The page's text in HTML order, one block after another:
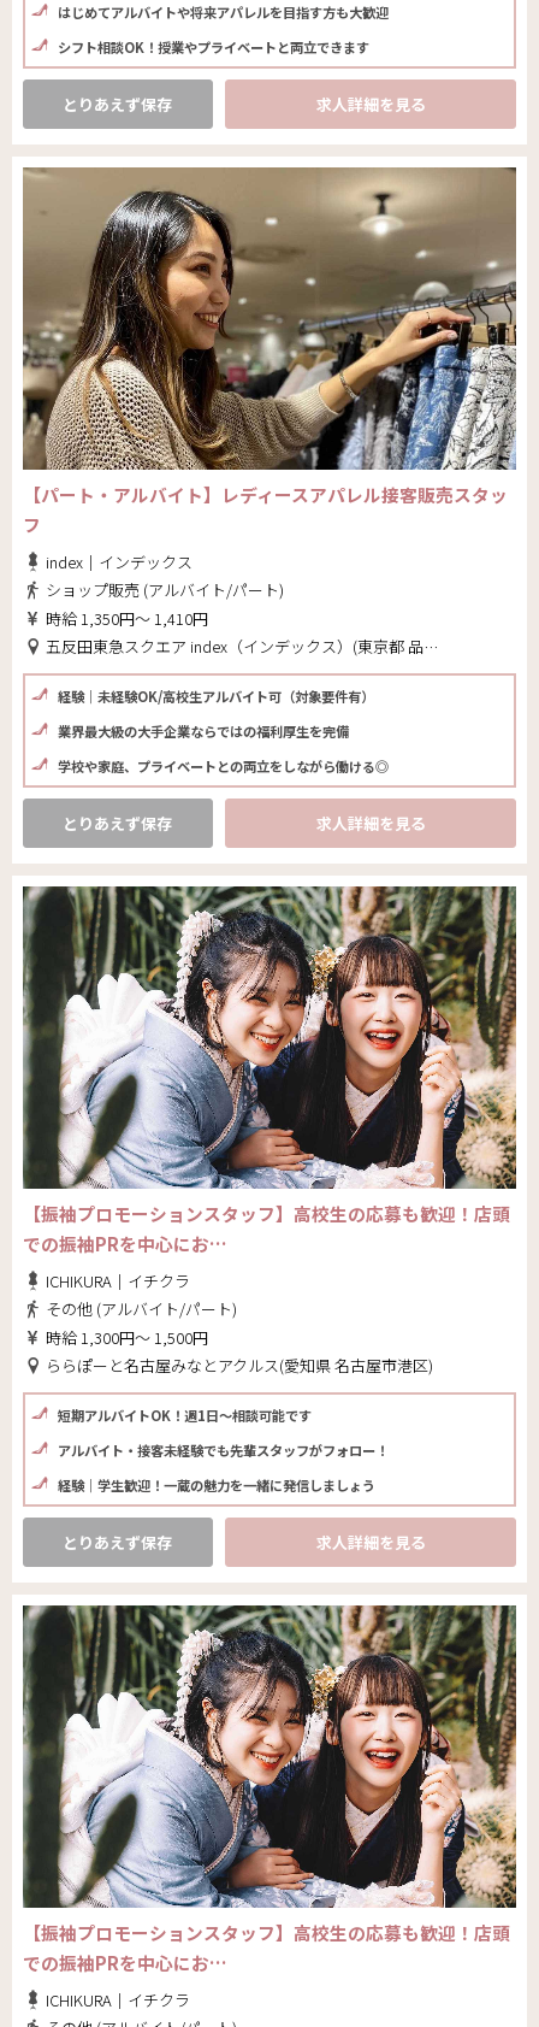
はじめてアルバイトや将来アパレルを目指す方も大歓迎
シフト相談OK！授業やプライベートと両立できます
とりあえず保存 求人詳細を見る
【パート・アルバイト】レディースアパレル接客販売スタッ
フ
index｜インデックス
ショップ販売 (アルバイト/パート)
時給 1,350円～ 1,410円
五反田東急スクエア index（インデックス）(東京都 品川区)
経験｜未経験OK/高校生アルバイト可（対象要件有）
業界最大級の大手企業ならではの福利厚生を完備
学校や家庭、プライベートとの両立をしながら働ける◎
とりあえず保存 求人詳細を見る
【振袖プロモーションスタッフ】高校生の応募も歓迎！店頭
での振袖PRを中心にお…
ICHIKURA｜イチクラ
その他 (アルバイト/パート)
時給 1,300円～ 1,500円
ららぽーと名古屋みなとアクルス(愛知県 名古屋市港区)
短期アルバイトOK！週1日～相談可能です
アルバイト・接客未経験でも先輩スタッフがフォロー！
経験｜学生歓迎！一蔵の魅力を一緒に発信しましょう
とりあえず保存 求人詳細を見る
【振袖プロモーションスタッフ】高校生の応募も歓迎！店頭
での振袖PRを中心にお…
ICHIKURA｜イチクラ